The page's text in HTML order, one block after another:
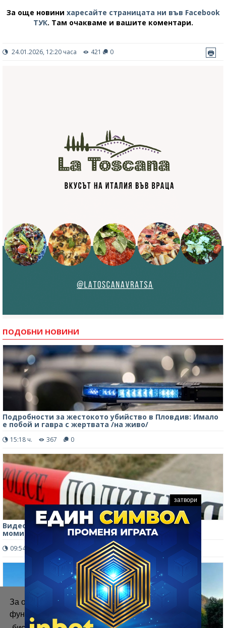
За осигуряване на правилното
функциониране на уебсайта ние използваме
За още новини харесайте страницата ни във Facebook
ТУК. Там очакваме и вашите коментари.
24.01.2026, 12:20 часа 421 0
ПОДОБНИ НОВИНИ
Подробности за жестокото убийство в Пловдив: Имало
е побой и гавра с жертвата /на живо/
15:18 ч. 367 0
Видео показва: Група тийнейджъри, сред които и
момичета, са пребили мъжа на Младежкия хълм
09:54 ч. 372 0
затвори